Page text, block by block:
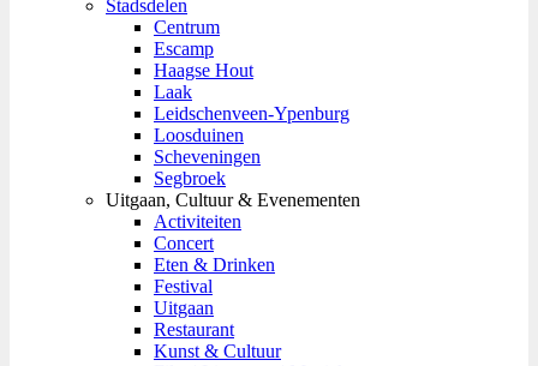
Stadsdelen
Centrum
Escamp
Haagse Hout
Laak
Leidschenveen-Ypenburg
Loosduinen
Scheveningen
Segbroek
Uitgaan, Cultuur & Evenementen
Activiteiten
Concert
Eten & Drinken
Festival
Uitgaan
Restaurant
Kunst & Cultuur